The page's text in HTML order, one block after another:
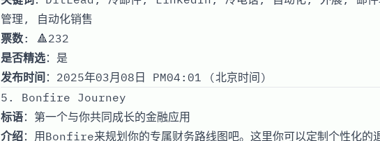
管理, 自动化销售
票数: 🔺232
是否精选：是
发布时间 ：2025年03月08日 PM04:01 (北京时间)
5. Bonfire Journey
标语：第一个与你共同成长的金融应用
介绍：用Bonfire来规划你的专属财务路线图吧。这里你可以定制个性化的